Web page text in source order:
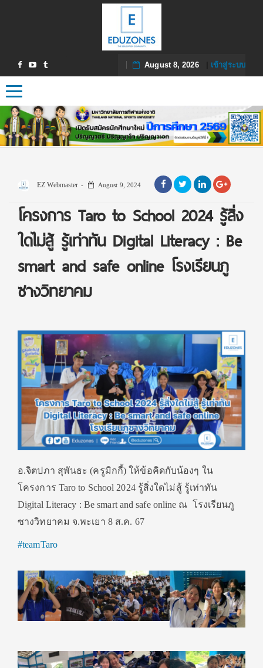
August 8, 2026| เข้าสู่ระบบ
Toggle navigation
EZ Webmaster August 9, 2024
โครงการ Taro to School 2024 รู้สิ่ง
ใดไม่สู้ รู้เท่าทัน Digital Literacy : Be
smart and safe online โรงเรียนภู
ซางวิทยาคม
อ.จิตปภา สุพันธะ (ครูมิกกี้) ให้ข้อคิดกับน้องๆ ใน
โครงการ Taro to School 2024 รู้สิ่งใดไม่สู้ รู้เท่าทัน
Digital Literacy : Be smart and safe online ณ โรงเรียนภู
ซางวิทยาคม จ.พะเยา 8 ส.ค. 67
#teamTaro